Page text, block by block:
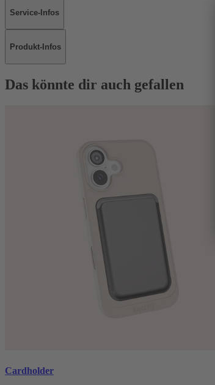
Service-Infos
Produkt-Infos
Das könnte dir auch gefallen
Cardholder